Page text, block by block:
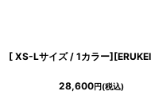
28,600円(税込)